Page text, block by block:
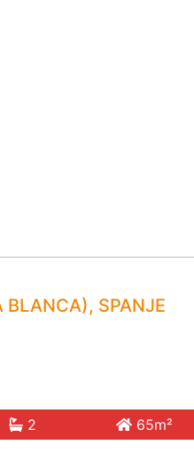
BLANCA), SPANJE
2 65m²